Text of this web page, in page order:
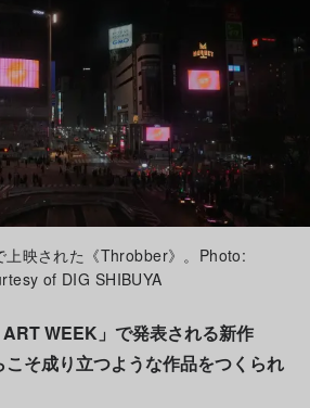
上映された《Throbber》。Photo:
of DIG SHIBUYA
WEEK」で発表される新作
こそ成り立つような作品をつくられ